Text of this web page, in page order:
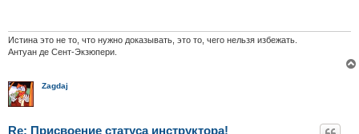
Истина это не то, что нужно доказывать, это то, чего нельзя избежать.
Антуан де Сент-Экзюпери.
Zagdaj
Re: Присвоение статуса инструктора!